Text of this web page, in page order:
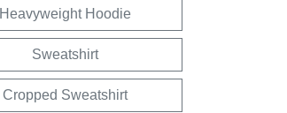
Heavyweight Hoodie
Sweatshirt
Cropped Sweatshirt